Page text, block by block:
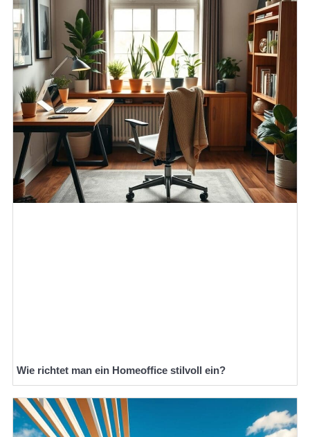
Wie richtet man ein Homeoffice stilvoll ein?